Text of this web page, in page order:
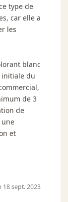
type de
car elle a
les
blanc
initiale du
de 3
de
et
18 sept. 2023